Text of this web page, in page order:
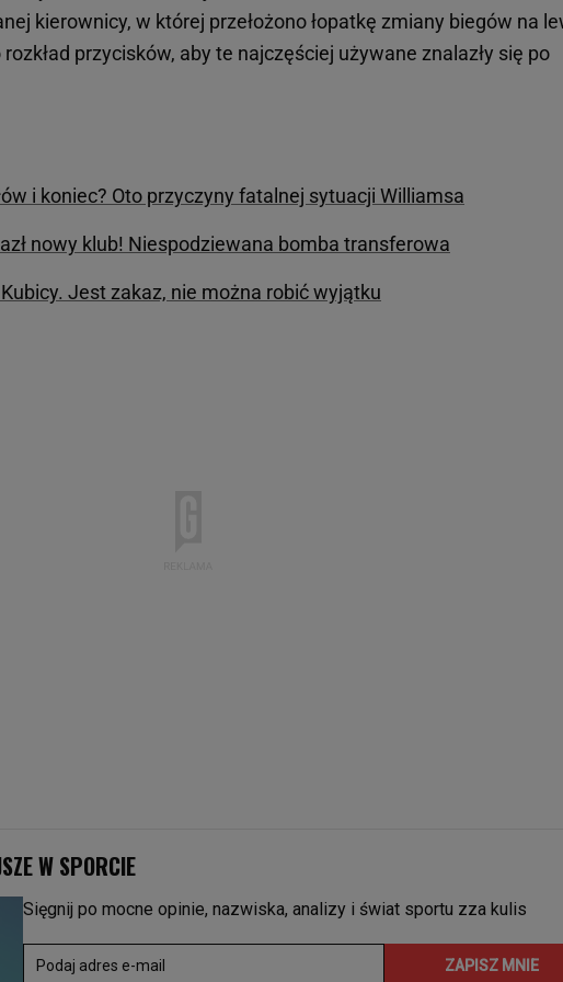
kierownicy, w której przełożono łopatkę zmiany biegów na
przycisków, aby te najczęściej używane znalazły się po
i koniec? Oto przyczyny fatalnej sytuacji Williamsa
nowy klub! Niespodziewana bomba transferowa
Jest zakaz, nie można robić wyjątku